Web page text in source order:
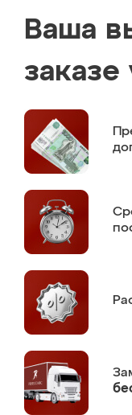
Ваша
заказе